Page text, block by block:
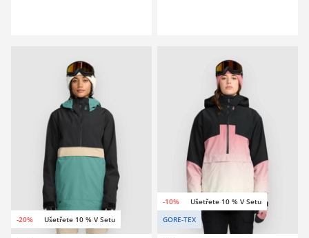
-20% Ušetřete 10 % V Setu
-10%
Ušetřete 10 % V Setu
GORE-TEX